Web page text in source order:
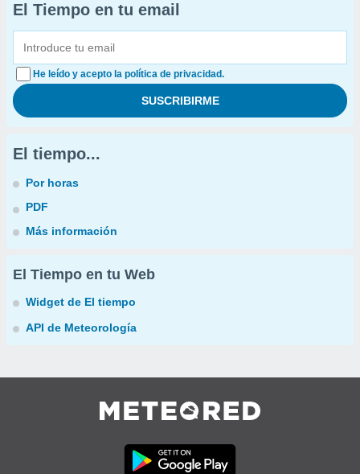
El Tiempo en tu email
He leído y acepto la política de privacidad.
El tiempo...
Por horas
PDF
Más información
El Tiempo en tu Web
Widget de El tiempo
API de Meteorología